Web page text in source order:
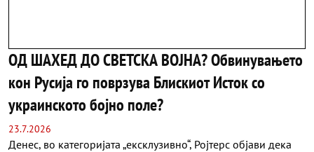
ОД ШАХЕД ДО СВЕТСКА ВОЈНА? Обвинувањето
кон Русија го поврзува Блискиот Исток со
украинското бојно поле?
23.7.2026
Денес, во категоријата „ексклузивно“, Ројтерс објави дека